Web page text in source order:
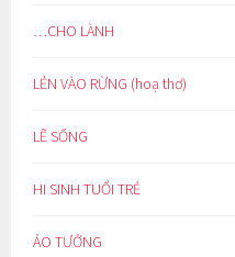
…CHO LÀNH
LẺN VÀO RỪNG (hoạ thơ)
LẼ SỐNG
HI SINH TUỔI TRẺ
ẢO TƯỞNG